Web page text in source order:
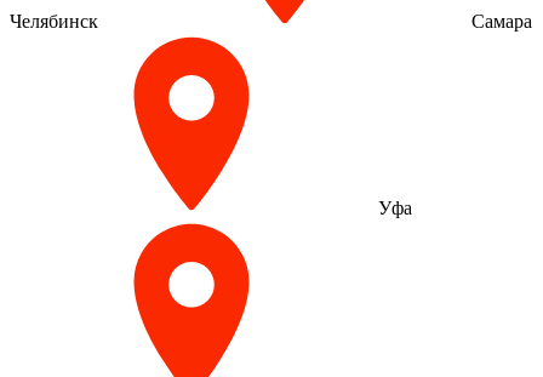
Челябинск Самара
Уфа